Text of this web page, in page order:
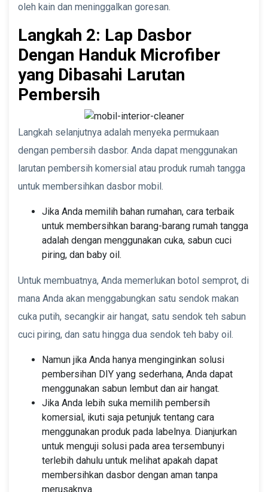
oleh kain dan meninggalkan goresan.
Langkah 2: Lap Dasbor
Dengan Handuk Microfiber
yang Dibasahi Larutan
Pembersih
Langkah selanjutnya adalah menyeka permukaan
dengan pembersih dasbor. Anda dapat menggunakan
larutan pembersih komersial atau produk rumah tangga
untuk membersihkan dasbor mobil.
Jika Anda memilih bahan rumahan, cara terbaik
untuk membersihkan barang-barang rumah tangga
adalah dengan menggunakan cuka, sabun cuci
piring, dan baby oil.
Untuk membuatnya, Anda memerlukan botol semprot, di
mana Anda akan menggabungkan satu sendok makan
cuka putih, secangkir air hangat, satu sendok teh sabun
cuci piring, dan satu hingga dua sendok teh baby oil.
Namun jika Anda hanya menginginkan solusi
pembersihan DIY yang sederhana, Anda dapat
menggunakan sabun lembut dan air hangat.
Jika Anda lebih suka memilih pembersih
komersial, ikuti saja petunjuk tentang cara
menggunakan produk pada labelnya. Dianjurkan
untuk menguji solusi pada area tersembunyi
terlebih dahulu untuk melihat apakah dapat
membersihkan dasbor dengan aman tanpa
merusaknya.